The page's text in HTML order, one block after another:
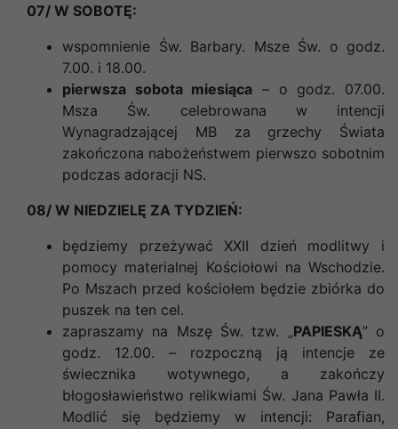
07/ W SOBOTĘ:
wspomnienie Św. Barbary. Msze Św. o godz.
7.00. i 18.00.
pierwsza sobota miesiąca – o godz. 07.00.
Msza Św. celebrowana w intencji
Wynagradzającej MB za grzechy Świata
zakończona nabożeństwem pierwszo sobotnim
podczas adoracji NS.
08/ W NIEDZIELĘ ZA TYDZIEŃ:
będziemy przeżywać XXII dzień modlitwy i
pomocy materialnej Kościołowi na Wschodzie.
Po Mszach przed kościołem będzie zbiórka do
puszek na ten cel.
zapraszamy na Mszę Św. tzw. „PAPIESKĄ” o
godz. 12.00. – rozpoczną ją intencje ze
świecznika wotywnego, a zakończy
błogosławieństwo relikwiami Św. Jana Pawła II.
Modlić się będziemy w intencji: Parafian,